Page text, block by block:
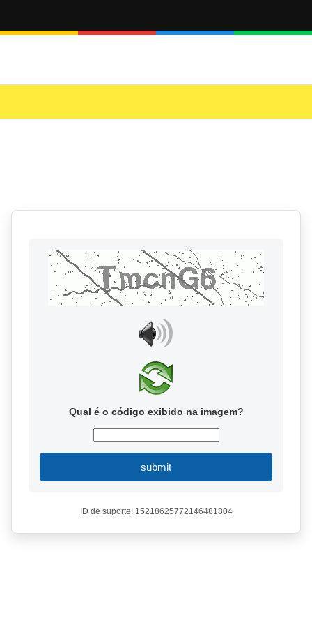
Qual é o código exibido na imagem?
submit
ID de suporte: 15218625772146481804